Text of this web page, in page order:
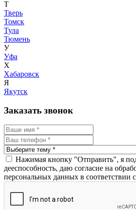
Т
Тверь
Томск
Тула
Тюмень
У
Уфа
Х
Хабаровск
Я
Якутск
Заказать звонок
Нажимая кнопку "Отправить", я
дееспособность, даю согласие на
персональных данных в соответствии с